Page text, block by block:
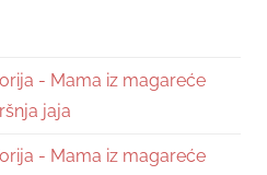
- Mama iz magareće
jaja
- Mama iz magareće